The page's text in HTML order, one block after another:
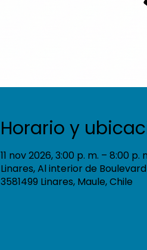
Horario y
11 nov 2026, 3:00 p. m. – 8:00 p.
Linares, Al interior de
3581499 Linares, Maule, Chile